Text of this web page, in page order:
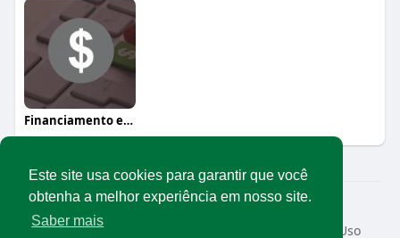
Este site usa cookies para garantir que você
obtenha a melhor experiência em nosso site.
Saber mais
Financiamento e crédito
© 2026 Rede Abrasel
Início
Sobre Termos de Uso